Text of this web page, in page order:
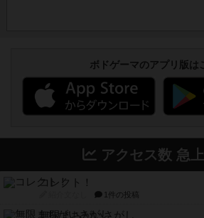
ボドゲーマのアプリ版は
アクセス数 急
コレクト！
1件の投稿
無限まちがいさがし